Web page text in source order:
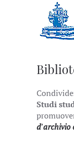
Studi
d'archivio